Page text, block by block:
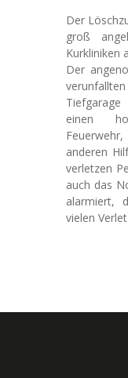
Der
groß
Kurkliniken
Der
einen
anderen
verletzen
auch das
alarmiert,
vielen